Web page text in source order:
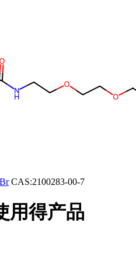
CAS:2100283-00-7
用得产品